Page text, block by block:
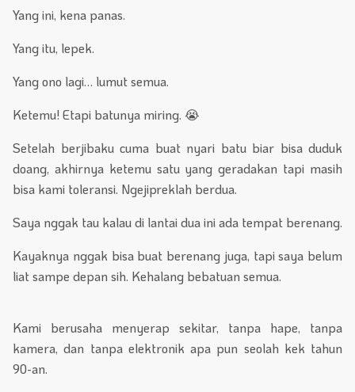
Yang ini, kena panas.
Yang itu, lepek.
Yang ono lagi… lumut semua.
Ketemu! Etapi batunya miring. 😭
Setelah berjibaku cuma buat nyari batu biar bisa duduk
doang, akhirnya ketemu satu yang geradakan tapi masih
bisa kami toleransi. Ngejipreklah berdua.
Saya nggak tau kalau di lantai dua ini ada tempat berenang.
Kayaknya nggak bisa buat berenang juga, tapi saya belum
liat sampe depan sih. Kehalang bebatuan semua.
Kami berusaha menyerap sekitar, tanpa hape, tanpa
kamera, dan tanpa elektronik apa pun seolah kek tahun
90-an.